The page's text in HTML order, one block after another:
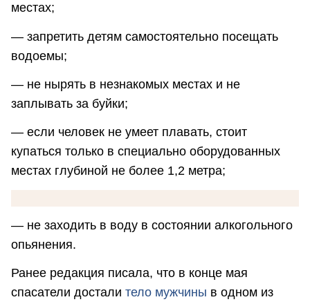
местах;
— запретить детям самостоятельно посещать
водоемы;
— не нырять в незнакомых местах и не
заплывать за буйки;
— если человек не умеет плавать, стоит
купаться только в специально оборудованных
местах глубиной не более 1,2 метра;
— не заходить в воду в состоянии алкогольного
опьянения.
Ранее редакция писала, что в конце мая
спасатели достали тело мужчины в одном из